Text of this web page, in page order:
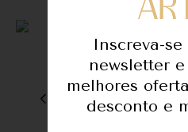
Inscreva-se
newsletter
melhores
desconto e